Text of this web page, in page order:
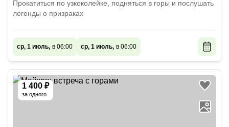
Прокатиться по узкоколейке, подняться в горы и послушать
легенды о призраках
ср, 1 июль, в 06:00 ср, 1 июль, в 06:00
1 400 ₽
за одного